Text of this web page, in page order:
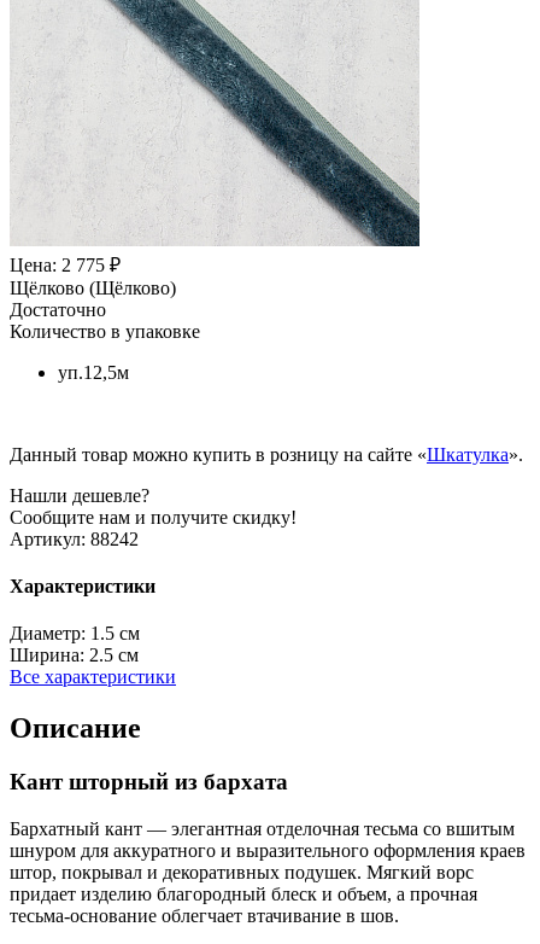
Цена: 2 775 ₽
Щёлково (Щёлково)
Достаточно
Количество в упаковке
уп.12,5м
Данный товар можно купить в розницу на сайте «Шкатулка».
Нашли дешевле?
Сообщите нам и получите скидку!
Артикул: 88242
Характеристики
Диаметр: 1.5 см
Ширина: 2.5 см
Все характеристики
Описание
Кант шторный из бархата
Бархатный кант — элегантная отделочная тесьма со вшитым
шнуром для аккуратного и выразительного оформления краев
штор, покрывал и декоративных подушек. Мягкий ворс
придает изделию благородный блеск и объем, а прочная
тесьма-основание облегчает втачивание в шов.